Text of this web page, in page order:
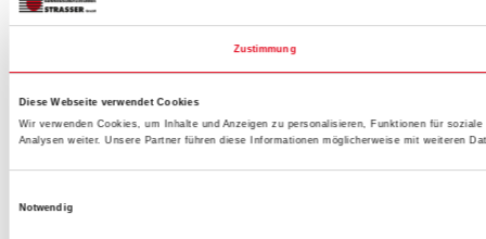
Zustimmung
Diese Webseite verwendet Cookies
Wir verwenden Cookies, um Inhalte und Anzeigen zu personalisieren, Funktionen für
Analysen weiter. Unsere Partner führen diese Informationen möglicherweise mit weiteren
Notwendig